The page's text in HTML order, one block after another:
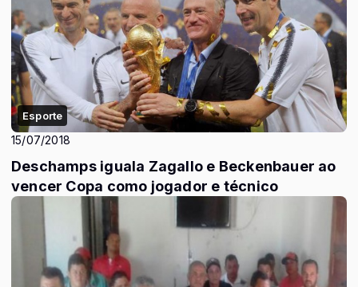
Esporte
15/07/2018
Deschamps iguala Zagallo e Beckenbauer ao
vencer Copa como jogador e técnico